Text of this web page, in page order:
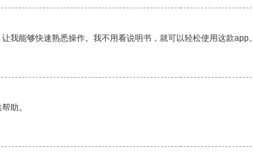
我能够快速熟悉操作。我不用看说明书，就可以轻松使用这款app。
助。